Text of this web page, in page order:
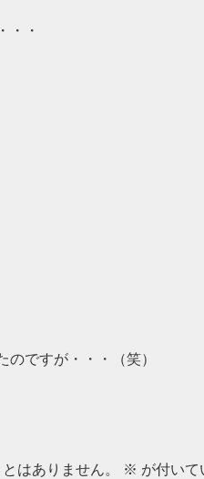
・・
のですが・・・（笑）
はありません。 ※ が付いて